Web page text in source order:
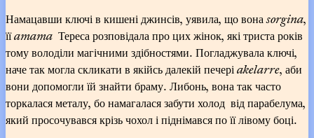
Намацавши ключі в кишені джинсів, уявила, що вонаsorgina,
їїamama Тереса розповідала про цих жінок, які триста років
тому володіли магічними здібностями. Погладжувала ключі,
наче так могла скликати в якійсь далекій печеріakelarre, аби
вони допомогли їй знайти браму. Либонь, вона так часто
торкалася металу, бо намагалася забути холод від парабелума,
який просочувався крізь чохол і піднімався по її лівому боці.